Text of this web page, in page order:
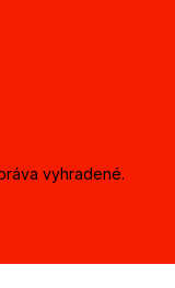
vyhradené.